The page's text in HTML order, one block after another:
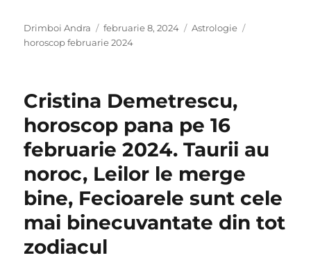
Author
Drimboi Andra
Posted
on
februarie 8, 2024 Categories
Astrologie
horoscop februarie 2024
Cristina Demetrescu,
horoscop pana pe 16
februarie 2024. Taurii au
noroc, Leilor le merge
bine, Fecioarele sunt cele
mai binecuvantate din tot
zodiacul